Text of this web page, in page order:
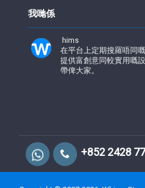
我哋係
hims
在平台上定期搜羅唔同
提供富創意同較實用嘅
帶俾大家。
+852 2428